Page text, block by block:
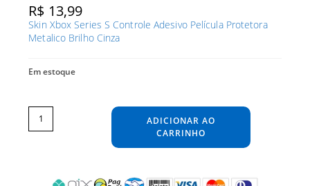
R$ 13,99
Skin Xbox Series S Controle Adesivo Película Protetora
Metalico Brilho Cinza
Em estoque
Skin
Xbox
Series
Adesivo
ADICIONAR AO
CARRINHO